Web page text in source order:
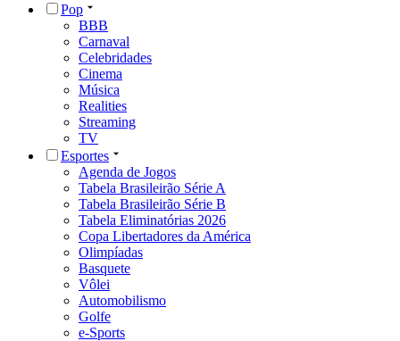
Pop
BBB
Carnaval
Celebridades
Cinema
Música
Realities
Streaming
TV
Esportes
Agenda de Jogos
Tabela Brasileirão Série A
Tabela Brasileirão Série B
Tabela Eliminatórias 2026
Copa Libertadores da América
Olimpíadas
Basquete
Vôlei
Automobilismo
Golfe
e-Sports